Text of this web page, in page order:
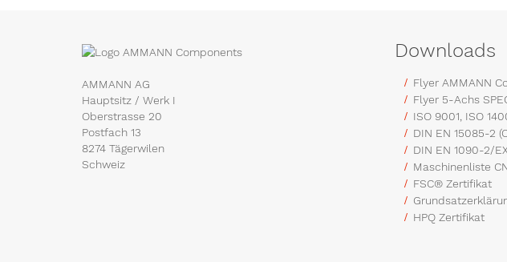
AMMANN AG
Hauptsitz / Werk I
Oberstrasse 20
Postfach 13
8274 Tägerwilen
Schweiz
Downloads
Flyer AMMANN
Flyer 5-Achs
ISO 9001, ISO
DIN EN 15085-2
DIN EN 1090-2/
Maschinenliste
FSC® Zertifikat
HPQ Zertifikat